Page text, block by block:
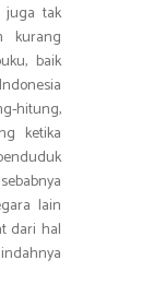
juga tak
kurang
baik
hitung,
ketika
lain
dari hal